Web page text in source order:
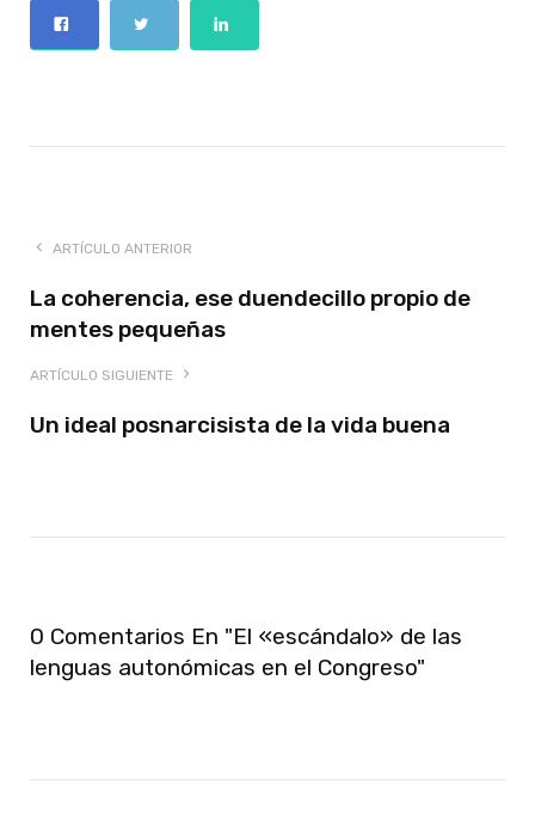
ARTÍCULO ANTERIOR
La coherencia, ese duendecillo propio de
mentes pequeñas
ARTÍCULO SIGUIENTE
Un ideal posnarcisista de la vida buena
0 Comentarios En "El «escándalo» de las
lenguas autonómicas en el Congreso"